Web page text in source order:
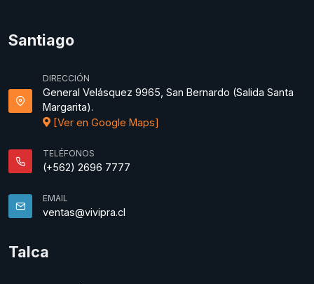
Santiago
DIRECCIÓN
General Velásquez 9965, San Bernardo (Salida Santa
Margarita).
[Ver en Google Maps]
TELÉFONOS
(+562) 2696 7777
EMAIL
ventas@vivipra.cl
Talca